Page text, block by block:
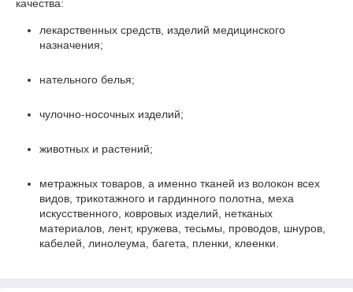
качества:
лекарственных средств, изделий медицинского
назначения;
нательного белья;
чулочно-носочных изделий;
животных и растений;
метражных товаров, а именно тканей из волокон всех
видов, трикотажного и гардинного полотна, меха
искусственного, ковровых изделий, нетканых
материалов, лент, кружева, тесьмы, проводов, шнуров,
кабелей, линолеума, багета, пленки, клеенки.